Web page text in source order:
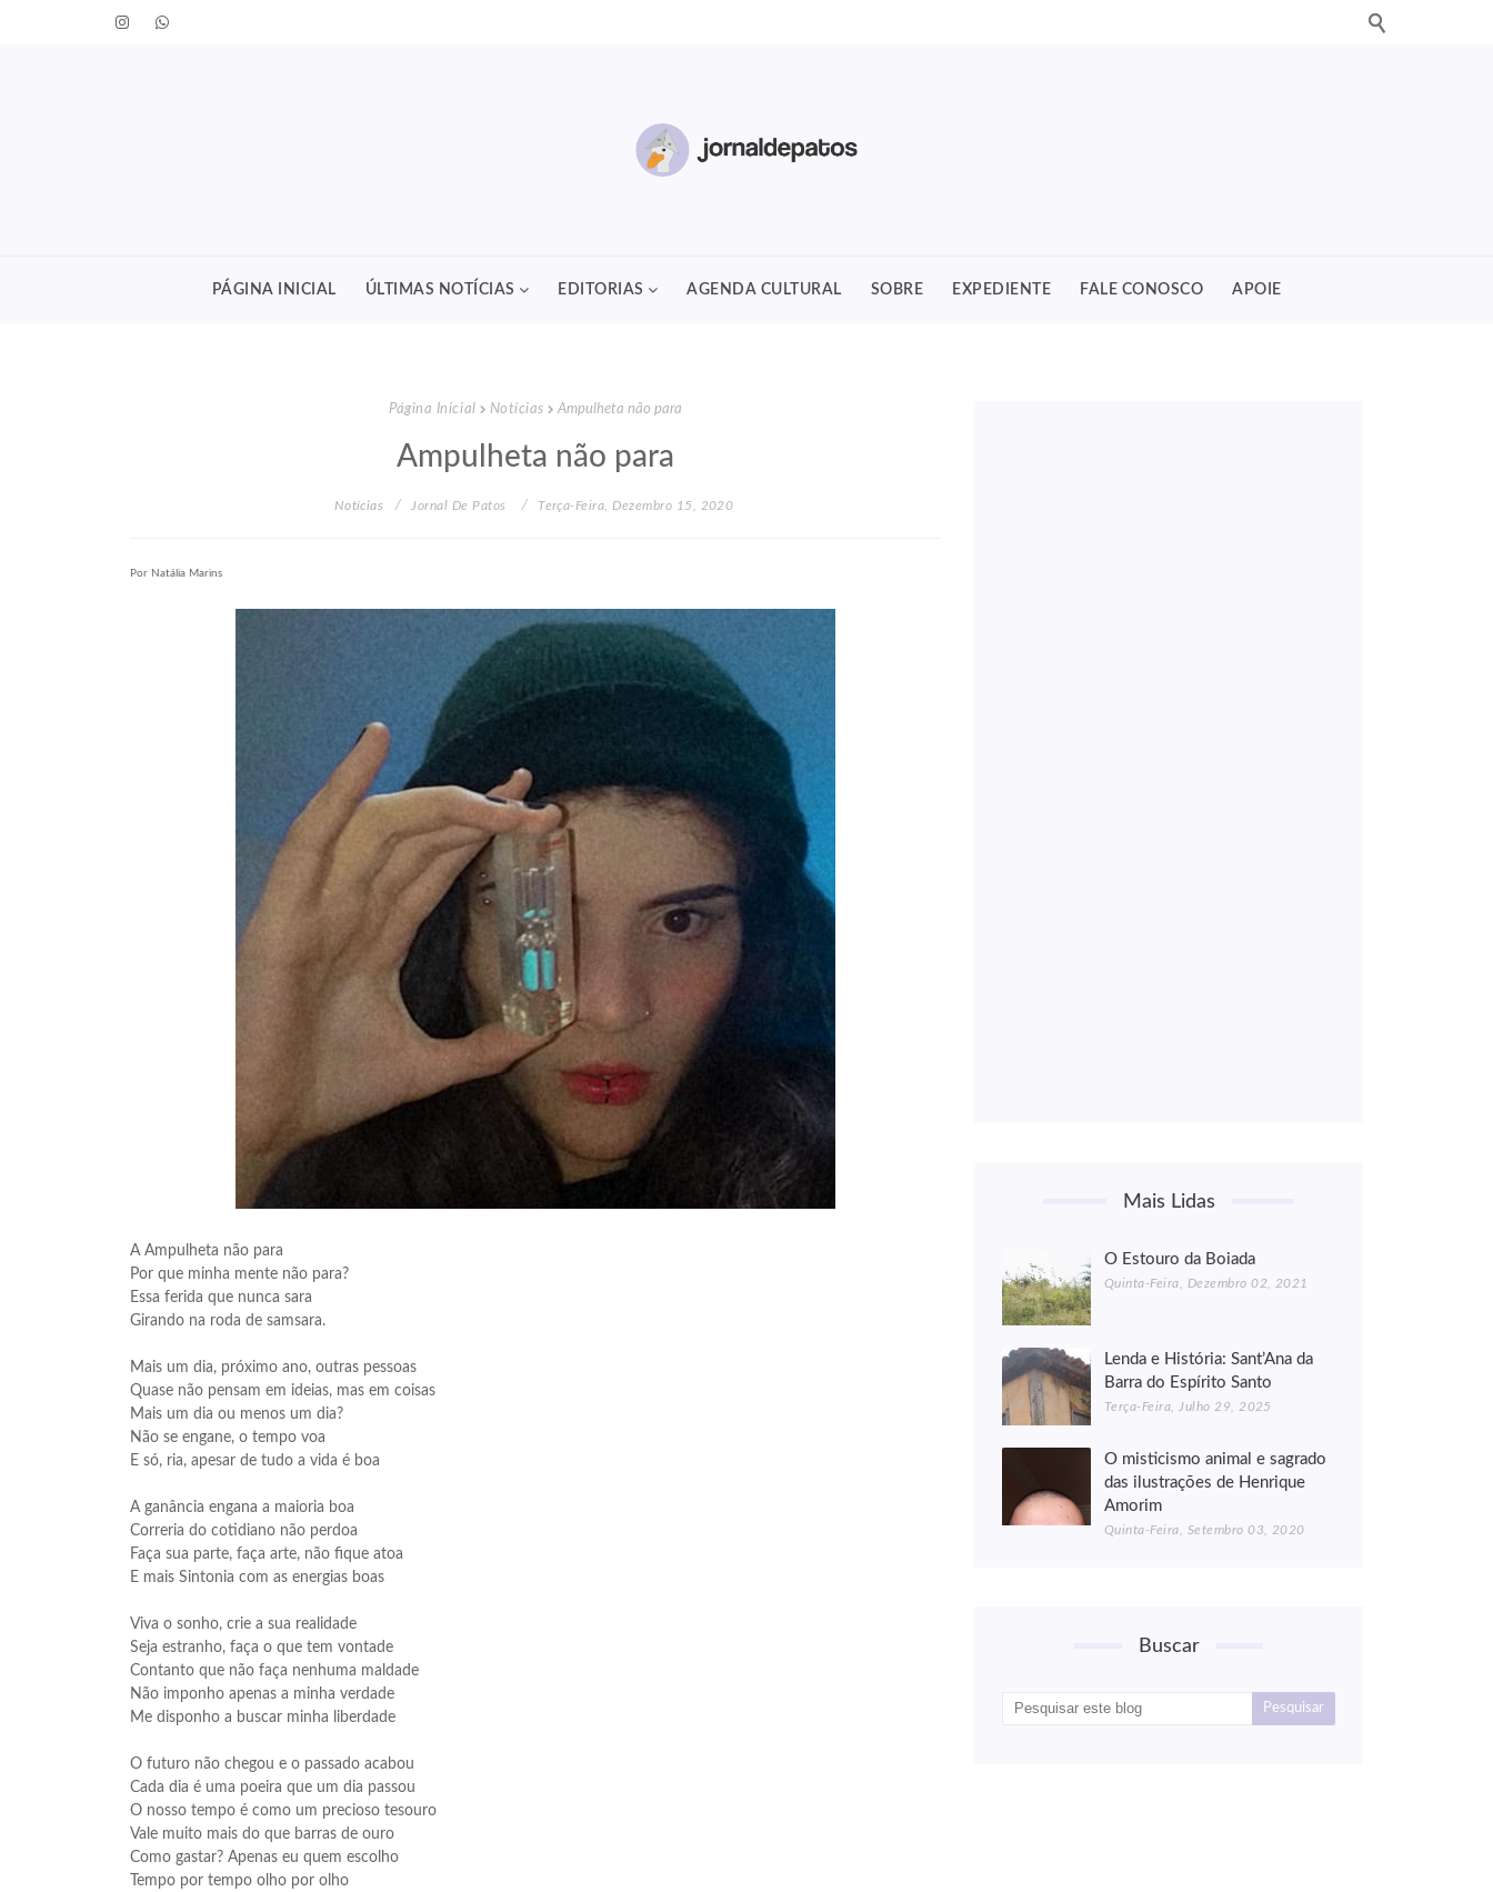
PÁGINA INICIAL ÚLTIMAS NOTÍCIAS EDITORIAS AGENDA CULTURAL SOBRE EXPEDIENTE FALE CONOSCO APOIE
Página Inicial Notícias Ampulheta não para
Ampulheta não para
Notícias Jornal De Patos Terça-Feira, Dezembro 15, 2020
Por Natália Marins
A Ampulheta não para
Por que minha mente não para?
Essa ferida que nunca sara
Girando na roda de samsara.
Mais um dia, próximo ano, outras pessoas
Quase não pensam em ideias, mas em coisas
Mais um dia ou menos um dia?
Não se engane, o tempo voa
E só, ria, apesar de tudo a vida é boa
A ganância engana a maioria boa
Correria do cotidiano não perdoa
Faça sua parte, faça arte, não fique atoa
E mais Sintonia com as energias boas
Viva o sonho, crie a sua realidade
Seja estranho, faça o que tem vontade
Contanto que não faça nenhuma maldade
Não imponho apenas a minha verdade
Me disponho a buscar minha liberdade
O futuro não chegou e o passado acabou
Cada dia é uma poeira que um dia passou
O nosso tempo é como um precioso tesouro
Vale muito mais do que barras de ouro
Como gastar? Apenas eu quem escolho
Tempo por tempo olho por olho
Mais Lidas
O Estouro da Boiada
Quinta-Feira, Dezembro 02, 2021
Lenda e História: Sant’Ana da
Barra do Espírito Santo
Terça-Feira, Julho 29, 2025
O misticismo animal e sagrado
das ilustrações de Henrique
Amorim
Quinta-Feira, Setembro 03, 2020
Buscar